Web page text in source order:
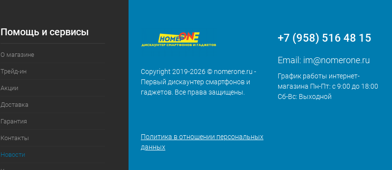
Помощь и сервисы
О магазине
Трейд-ин
Акции
Доставка
Гарантия
Контакты
Новости
Copyright 2019-2026 © nomerone.ru -
Первый дискаунтер смартфонов и
гаджетов. Все права защищены.
Политика в отношении персональных
данных
+7 (958) 516 48 15
Email: im@nomerone.ru
График работы интернет-
магазина Пн-Пт: с 9:00 до 18:00
Сб-Вс: Выходной